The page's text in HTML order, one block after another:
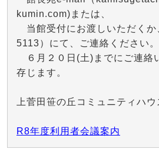
kumin.com)または、
当館受付にお渡しいただく
5113）にて、ご連絡ください。
６月２０日(土)までにご連絡
存じます。
上菅田笹の丘コミュニティハ
R8年度利用者会議案内